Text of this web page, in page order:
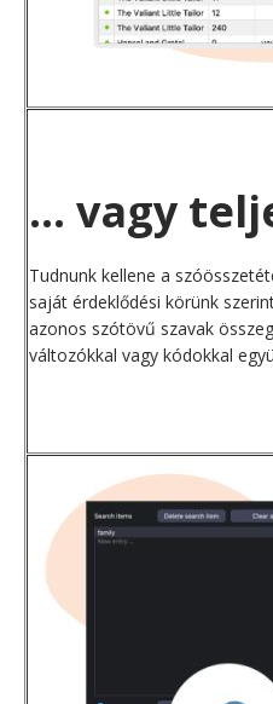
... vagy
Tudnunk kellene a
saját érdeklődési körünk
azonos szótövű szavak
változókkal vagy kódokkal